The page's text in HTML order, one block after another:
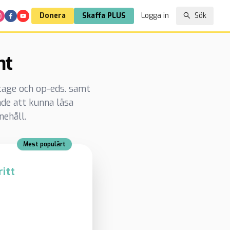
Donera Skaffa PLUS Logga in Sök
och op-eds. samt
att kunna läsa
Mest populärt